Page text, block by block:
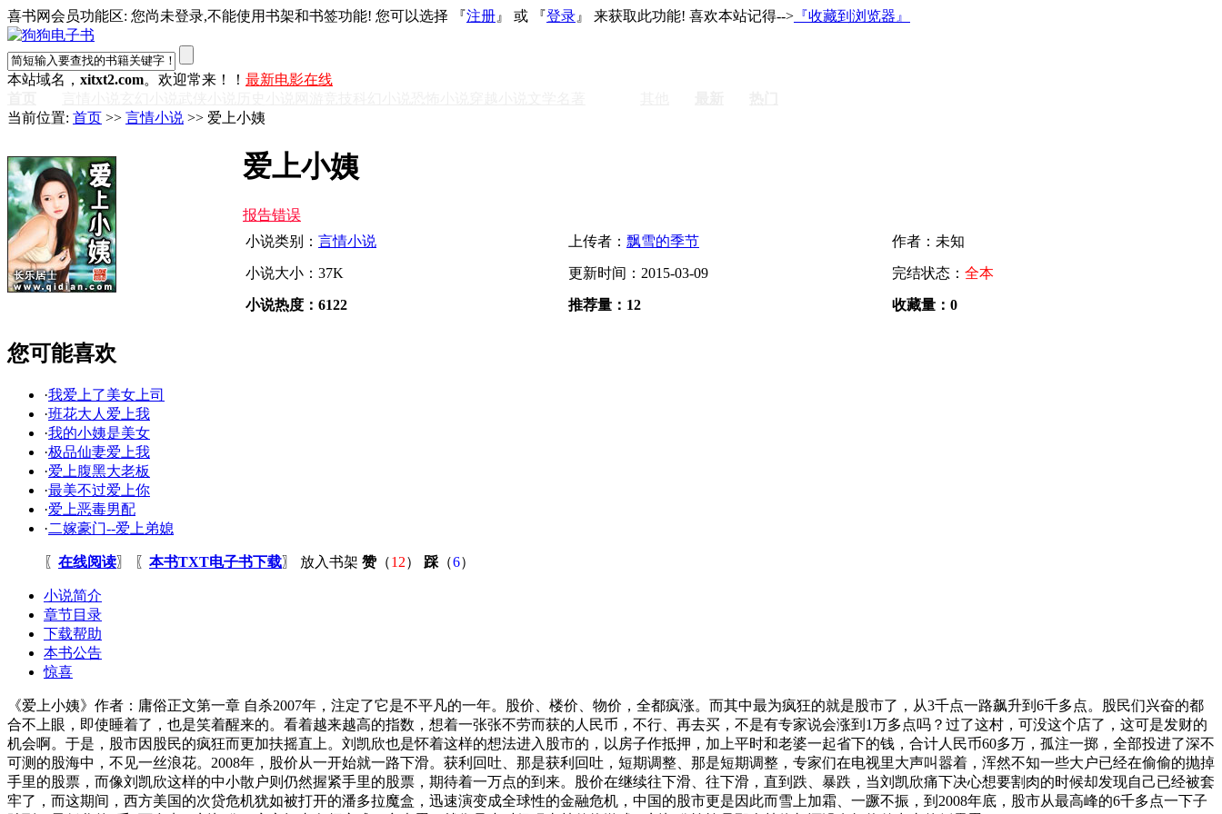
喜书网会员功能区: 您尚未登录,不能使用书架和书签功能! 您可以选择 『注册 』 或 『登录 』 来获取此功能! 喜欢本站记得--> 『收藏到浏览器』
本站域名， xitxt2.com。欢迎常来！！ 最新电影在线
当前位置: 首页 >> 言情小说 >> 爱上小姨
爱上小姨
报告错误
小说类别： 言情小说 上传者： 飘雪的季节 作者：未知
小说大小：37K 更新时间：2015-03-09 完结状态： 全本
小说热度：6122 推荐量：12 收藏量：0
您可能喜欢
·我爱上了美女上司
·班花大人爱上我
·我的小姨是美女
·极品仙妻爱上我
·爱上腹黑大老板
·最美不过爱上你
·爱上恶毒男配
·二嫁豪门--爱上弟媳
〖 在线阅读〗 〖 本书TXT电子书下载〗 放入书架 赞（12） 踩 （6）
小说简介
章节目录
下载帮助
本书公告
惊喜
《爱上小姨》作者：庸俗正文第一章 自杀2007年，注定了它是不平凡的一年。股价、楼价、物价，全都疯涨。而其中最为疯狂的就是股市了，从3千点一路飙升到6千多点。股民们兴奋的都
合不上眼，即使睡着了，也是笑着醒来的。看着越来越高的指数，想着一张张不劳而获的人民币，不行、再去买，不是有专家说会涨到1万多点吗？过了这村，可没这个店了，这可是发财的
机会啊。于是，股市因股民的疯狂而更加扶摇直上。刘凯欣也是怀着这样的想法进入股市的，以房子作抵押，加上平时和老婆一起省下的钱，合计人民币60多万，孤注一掷，全部投进了深不
可测的股海中，不见一丝浪花。2008年，股价从一开始就一路下滑。获利回吐、那是获利回吐，短期调整、那是短期调整，专家们在电视里大声叫嚣着，浑然不知一些大户已经在偷偷的抛掉
手里的股票，而像刘凯欣这样的中小散户则仍然握紧手里的股票，期待着一万点的到来。股价在继续往下滑、往下滑，直到跌、暴跌，当刘凯欣痛下决心想要割肉的时候却发现自己已经被套
牢了，而这期间，西方美国的次贷危机犹如被打开的潘多拉魔盒，迅速演变成全球性的金融危机，中国的股市更是因此而雪上加霜、一蹶不振，到2008年底，股市从最高峰的6千多点一下子